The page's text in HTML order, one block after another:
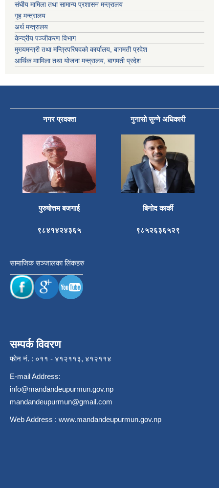
संघीय मामिला तथा सामान्य प्रशासन मन्त्रालय
गृह मन्त्रालय
अर्थ मन्त्रालय
केन्द्रीय पञ्जीकरण विभाग
मुख्यमन्त्री तथा मन्त्रिपरिषदको कार्यालय, बागमती प्रदेश
आर्थिक माामिला तथा योजना मन्त्रालय, बागमती प्रदेश
नगर प्रवक्ता गुनासो सुन्ने अधिकारी
पुरुषोत्तम बजगाई बिनोद कार्की
९८४१४२४३६५ ९८५२६३६५२९
सामाजिक सञ्जालका लिंकहरु
सम्पर्क विवरण
फोन नं. : ०११ - ४१२११३, ४१२११४
E-mail Address:
info@mandandeupurmun.gov.np
mandandeupurmun@gmail.com
Web Address : www.mandandeupurmun.gov.np